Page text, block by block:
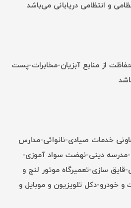
و انتظامی دریابانی می‌باشد
از منابع آبزیان-مخابرات-پست
خدمات صیادی-نانوائی-مدارس
مدرسه دینی-نهضت سواد آموزی-
سازی-تعمیرگاه موتور لنج و
و خودرو-دکل تلویزیون و موبایل و